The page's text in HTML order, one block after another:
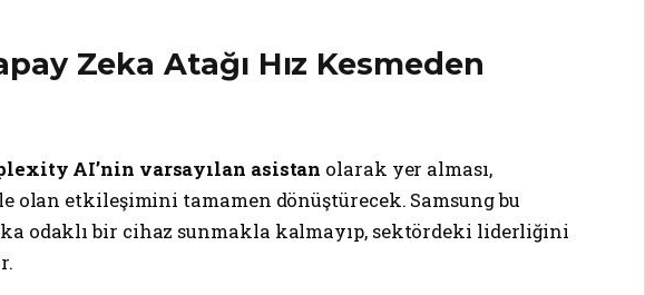
Zeka Atağı Hız Kesmeden
AI’nin varsayılan asistan olarak yer alması,
olan etkileşimini tamamen dönüştürecek. Samsung bu
odaklı bir cihaz sunmakla kalmayıp, sektördeki liderliğini